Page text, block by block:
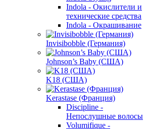
Indola - Окислители и
технические средства
Indola - Окрашивание
Invisibobble (Германия)
Johnson’s Baby (США)
K18 (США)
Kerastase (Франция)
Discipline -
Непослушные волосы
Volumifique -